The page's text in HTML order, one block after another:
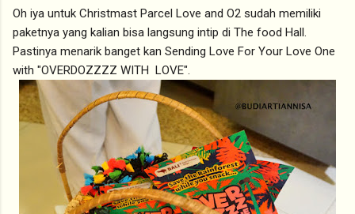
Oh iya untuk Christmast Parcel Love and O2 sudah memiliki
paketnya yang kalian bisa langsung intip di The food Hall.
Pastinya menarik banget kan Sending Love For Your Love One
with "OVERDOZZZZ WITH LOVE".